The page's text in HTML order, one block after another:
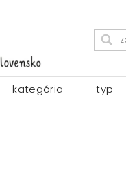
kategória typ